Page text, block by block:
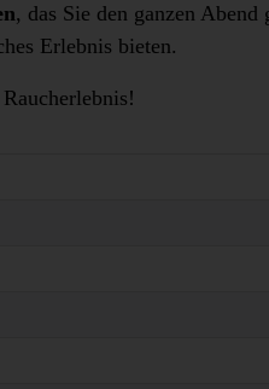
, das Sie den ganzen
Erlebnis bieten.